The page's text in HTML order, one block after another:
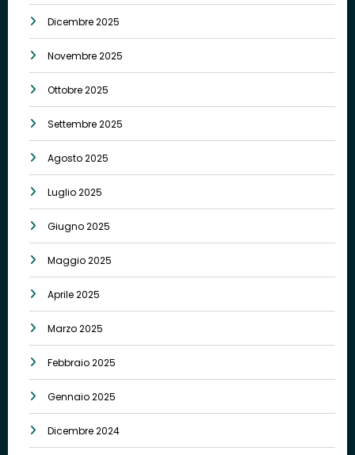
Dicembre 2025
Novembre 2025
Ottobre 2025
Settembre 2025
Agosto 2025
Luglio 2025
Giugno 2025
Maggio 2025
Aprile 2025
Marzo 2025
Febbraio 2025
Gennaio 2025
Dicembre 2024